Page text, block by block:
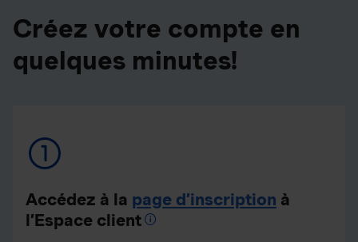
Créez votre compte en
quelques minutes!
Accédez à la page d’inscription à
l’Espace client